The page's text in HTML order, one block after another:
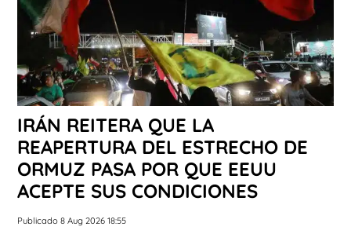
IRÁN REITERA QUE LA
REAPERTURA DEL ESTRECHO DE
ORMUZ PASA POR QUE EEUU
ACEPTE SUS CONDICIONES
Publicado 8 Aug 2026 18:55